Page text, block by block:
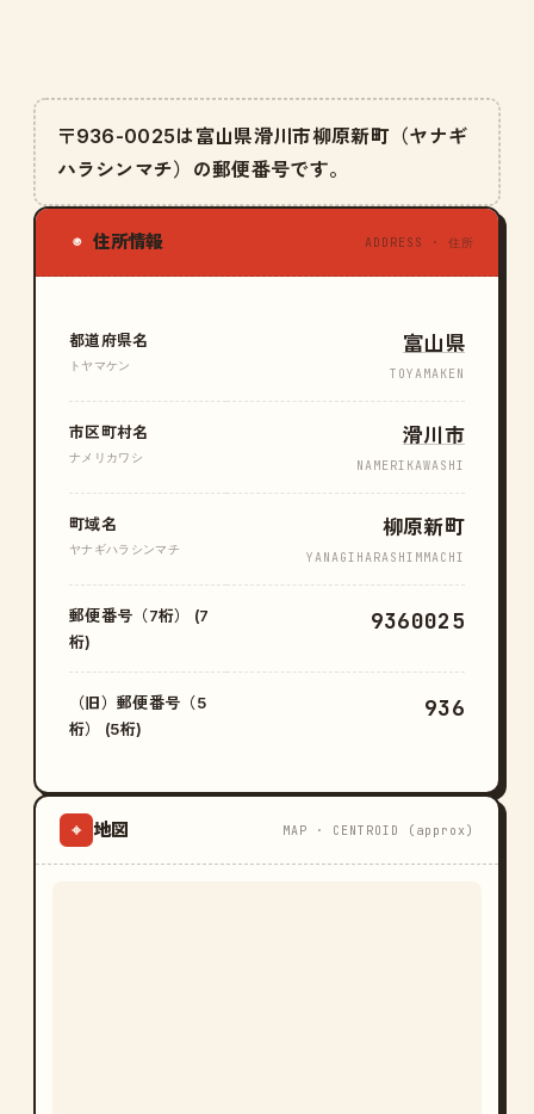
〒936-0025は富山県滑川市柳原新町（ヤナギ
ハラシンマチ）の郵便番号です。
◉ 住所情報 ADDRESS · 住所
都道府県名
トヤマケン
富山県
TOYAMAKEN
市区町村名
ナメリカワシ
滑川市
NAMERIKAWASHI
町域名
ヤナギハラシンマチ
柳原新町
YANAGIHARASHIMMACHI
郵便番号（7桁） (7
桁)
9360025
（旧）郵便番号（5
桁） (5桁)
936
⌖ 地図 MAP · CENTROID (approx)